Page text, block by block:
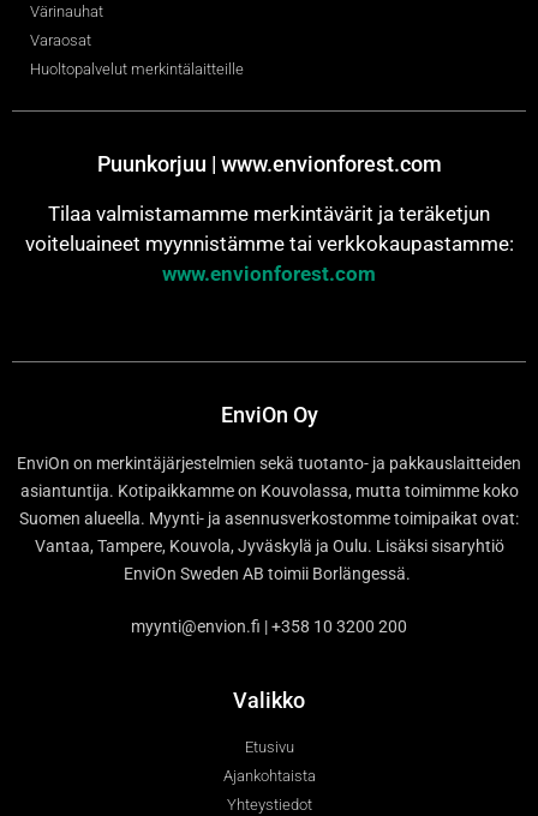
Värinauhat
Varaosat
Huoltopalvelut merkintälaitteille
Puunkorjuu | www.envionforest.com
Tilaa valmistamamme merkintävärit ja teräketjun
voiteluaineet myynnistämme tai verkkokaupastamme:
www.envionforest.com
EnviOn Oy
EnviOn on merkintäjärjestelmien sekä tuotanto- ja pakkauslaitteiden
asiantuntija. Kotipaikkamme on Kouvolassa, mutta toimimme koko
Suomen alueella. Myynti- ja asennusverkostomme toimipaikat ovat:
Vantaa, Tampere, Kouvola, Jyväskylä ja Oulu. Lisäksi sisaryhtiö
EnviOn Sweden AB toimii Borlängessä.
myynti@envion.fi | +358 10 3200 200
Valikko
Etusivu
Ajankohtaista
Yhteystiedot